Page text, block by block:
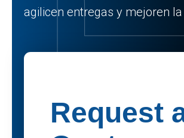
agilicen entregas y mejoren